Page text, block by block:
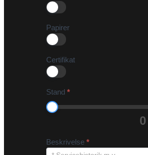
Papirer
Certifikat
Stand *
0
Beskrivelse *